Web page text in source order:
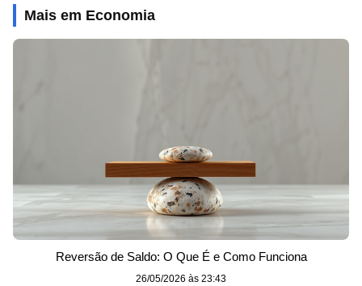
Mais em Economia
Reversão de Saldo: O Que É e Como Funciona
26/05/2026 às 23:43